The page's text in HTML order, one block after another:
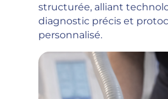
structurée, alliant
diagnostic précis et
personnalisé.